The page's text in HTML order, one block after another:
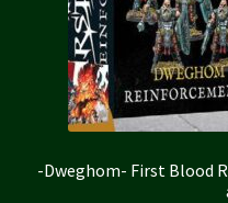
-Dweghom- First Blood